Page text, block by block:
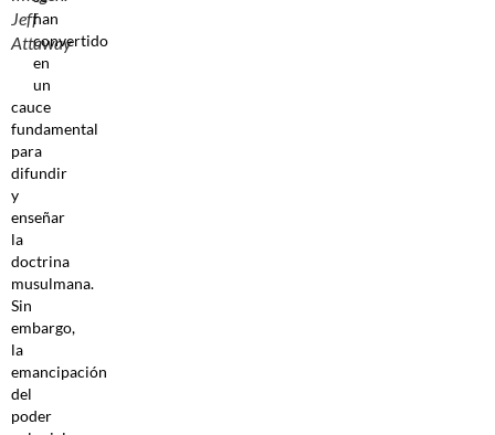
Jeff
Attaway
han
convertido
en
un
cauce
fundamental
para
difundir
y
enseñar
la
doctrina
musulmana.
Sin
embargo,
la
emancipación
del
poder